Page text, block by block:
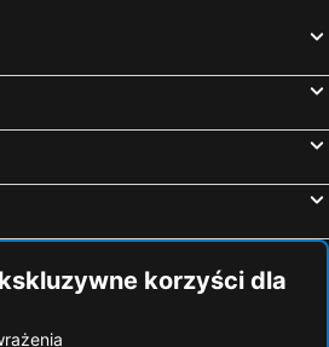
korzyści dla